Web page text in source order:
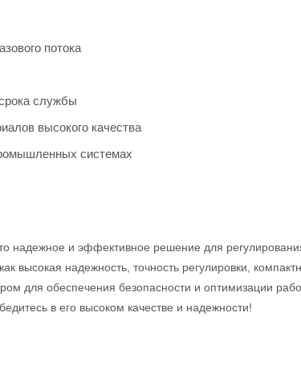
потока
службы
высокого качества
системах
надежное и эффективное решение для
высокая надежность, точность регулировки,
для обеспечения безопасности и оптимизации
в его высоком качестве и надежности!